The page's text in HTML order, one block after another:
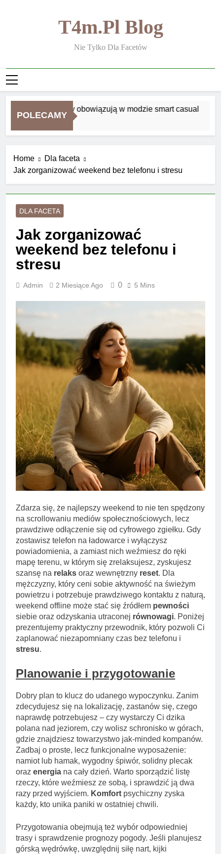
T4m.pl Blog
Nie Tylko Dla Facetów
POLECAMY
Jakie zasady obowiązują w modzie smart casual
Home
Dla faceta
Jak zorganizować weekend bez telefonu i stresu
DLA FACETA
Jak zorganizować
weekend bez telefonu i
stresu
Admin 2 Miesiące Ago 0 5 Mins
Zdarza się, że najlepszy weekend to nie ten spędzony
na scrollowaniu mediów społecznościowych, lecz
prawdziwe odłączenie się od cyfrowego zgiełku. Gdy
zostawisz telefon na ładowarce i wyłączysz
powiadomienia, a zamiast nich weźmiesz do ręki
mapę terenu, w którym się zrelaksujesz, zyskujesz
szansę na relaks oraz wewnętrzny reset. Dla
mężczyzny, który ceni sobie aktywność na świeżym
powietrzu i potrzebuje prawdziwego kontaktu z naturą,
weekend offline może stać się źródłem pewności
siebie oraz odzyskania utraconej równowagi. Poniżej
prezentujemy praktyczny przewodnik, który pozwoli Ci
zaplanować niezapomniany czas bez telefonu i
stresu.
Planowanie i przygotowanie
Dobry plan to klucz do udanego wypoczynku. Zanim
zdecydujesz się na lokalizację, zastanów się, czego
naprawdę potrzebujesz – czy wystarczy Ci dzika
polana nad jeziorem, czy wolisz schronisko w górach,
gdzie znajdziesz towarzystwo jak-minded kompanów.
Zadbaj o proste, lecz funkcjonalne wyposażenie:
namiot lub hamak, wygodny śpiwór, solidny plecak
oraz energia na cały dzień. Warto sporządzić listę
rzeczy, które weźmiesz ze sobą, i sprawdzić ją dwa
razy przed wyjściem. Komfort psychiczny zyska
każdy, kto unika paniki w ostatniej chwili.
Przygotowania obejmują też wybór odpowiedniej
trasy i sprawdzenie prognozy pogody. Jeśli planujesz
górską wędrówkę, uwzględnij siłę nart, kijki